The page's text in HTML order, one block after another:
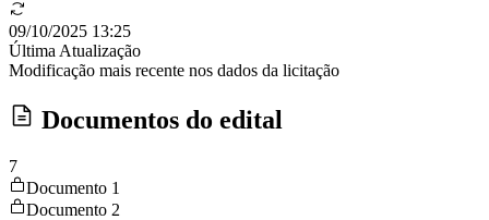
09/10/2025 13:25
Última Atualização
Modificação mais recente nos dados da licitação
Documentos do edital
7
Documento 1
Documento 2